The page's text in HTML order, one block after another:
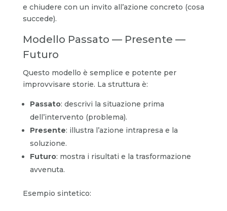
e chiudere con un invito all’azione concreto (cosa
succede).
Modello Passato — Presente —
Futuro
Questo modello è semplice e potente per
improvvisare storie. La struttura è:
Passato: descrivi la situazione prima
dell’intervento (problema).
Presente: illustra l’azione intrapresa e la
soluzione.
Futuro: mostra i risultati e la trasformazione
avvenuta.
Esempio sintetico: